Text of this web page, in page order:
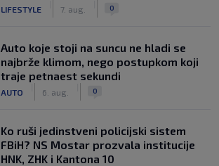
LIFESTYLE 7. aug. 0
Auto koje stoji na suncu ne hladi se
najbrže klimom, nego postupkom koji
traje petnaest sekundi
AUTO 6. aug. 0
Ko ruši jedinstveni policijski sistem
FBiH? NS Mostar prozvala institucije
HNK, ZHK i Kantona 10